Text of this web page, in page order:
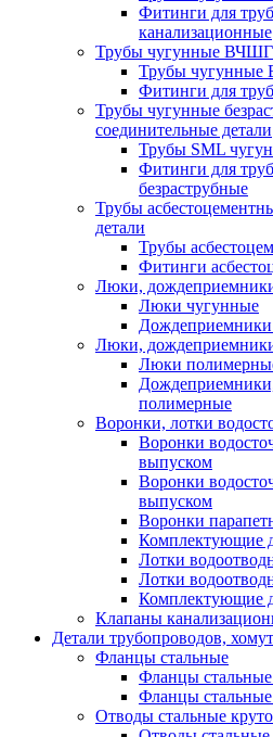
Фитинги для
канализационные
Трубы чугунные ВЧШГ
Трубы
Фитинги для
Трубы чугунные
соединительные детали
Трубы SML
Фитинги для
безраструбные
Трубы
детали
Трубы
Фитинги
Люки,
Люки чугунные
Люки,
Люки
полимерные
Воронки, лотки
Воронки
выпуском
Воронки
выпуском
Воронки
Комплектующие
Лотки
Лотки
Комплектующие
Клапаны
Детали трубопроводов,
Фланцы стальные
Фланцы
Фланцы
Отводы стальные